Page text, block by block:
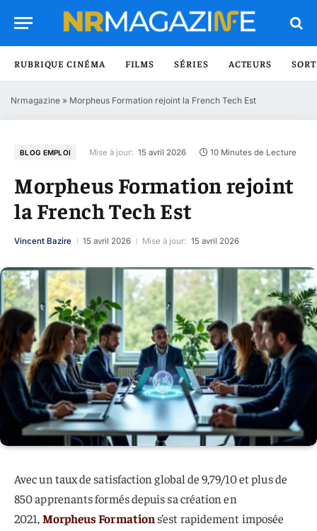
RUBRIQUE CINÉMA FILMS SÉRIES ACTEURS
Nrmagazine » Morpheus Formation rejoint la French Tech Est
BLOG EMPLOI Mise à jour: 15 avril 2026 10 Minutes de Lecture
Morpheus Formation rejoint
la French Tech Est
Vincent Bazire 15 avril 2026 Mise à jour: 15 avril 2026
Avec un taux de satisfaction global de 9,79/10 et plus de
850 apprenants formés depuis sa création en
2021,Morpheus Formation s’est rapidement imposée